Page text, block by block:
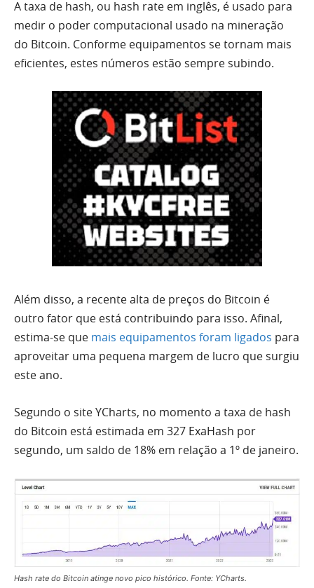
A taxa de hash, ou hash rate em inglês, é usado para
medir o poder computacional usado na mineração
do Bitcoin. Conforme equipamentos se tornam mais
eficientes, estes números estão sempre subindo.
Além disso, a recente alta de preços do Bitcoin é
outro fator que está contribuindo para isso. Afinal,
estima-se que mais equipamentos foram ligados para
aproveitar uma pequena margem de lucro que surgiu
este ano.
Segundo o site YCharts, no momento a taxa de hash
do Bitcoin está estimada em 327 ExaHash por
segundo, um saldo de 18% em relação a 1º de janeiro.
Hash rate do Bitcoin atinge novo pico histórico. Fonte: YCharts.